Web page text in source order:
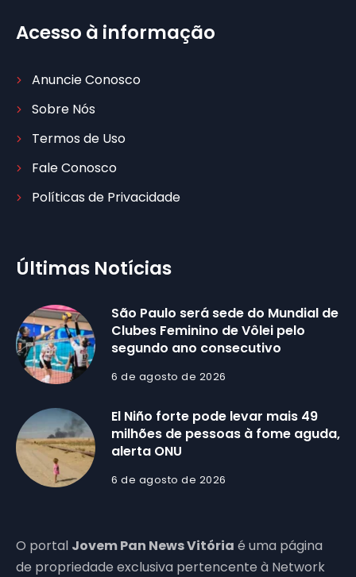
Acesso à informação
Anuncie Conosco
Sobre Nós
Termos de Uso
Fale Conosco
Políticas de Privacidade
Últimas Notícias
São Paulo será sede do Mundial de
Clubes Feminino de Vôlei pelo
segundo ano consecutivo
6 de agosto de 2026
El Niño forte pode levar mais 49
milhões de pessoas à fome aguda,
alerta ONU
6 de agosto de 2026
O portal Jovem Pan News Vitória é uma página
de propriedade exclusiva pertencente à Network